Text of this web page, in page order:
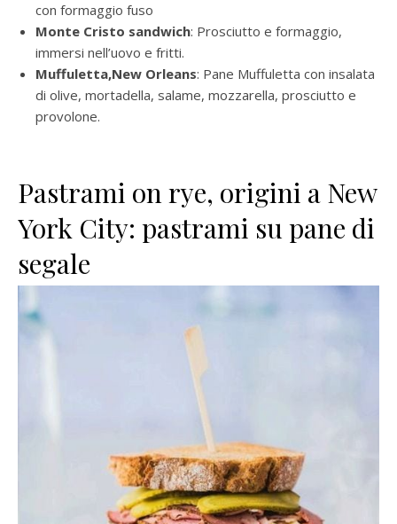
con formaggio fuso
Monte Cristo sandwich: Prosciutto e formaggio,
immersi nell’uovo e fritti.
Muffuletta,New Orleans: Pane Muffuletta con insalata
di olive, mortadella, salame, mozzarella, prosciutto e
provolone.
Pastrami on rye, origini a New
York City: pastrami su pane di
segale